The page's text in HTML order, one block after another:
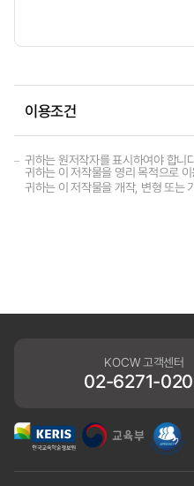
이용조건
귀하는 원저작자를 표시하여야 합니
귀하는 이 저작물을 영리 목적으로
귀하는 이 저작물을 개작, 변형 또는
KOCW 고객센터
02-6271-